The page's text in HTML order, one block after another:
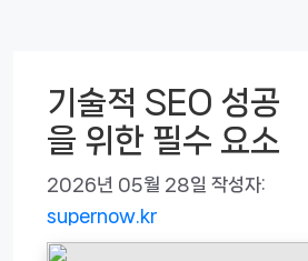
기술적 SEO 성공
을 위한 필수 요소
2026년 05월 28일 작성자:
supernow.kr